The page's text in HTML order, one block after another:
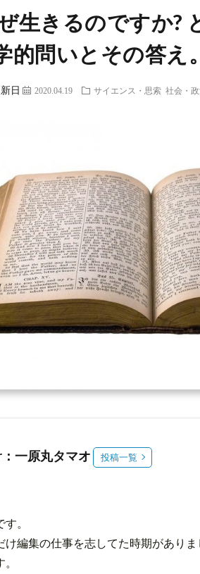
生きるのですか?
的問いとその答え。
日 2020.04.19 サイエンス・思索 社会・
一原丸タマオ 投稿一覧
。
け編集の仕事を志してた時期があり